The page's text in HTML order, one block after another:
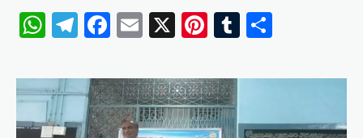
WhatsApp
Telegram
Facebook
Email
X Pinterest
Tumblr